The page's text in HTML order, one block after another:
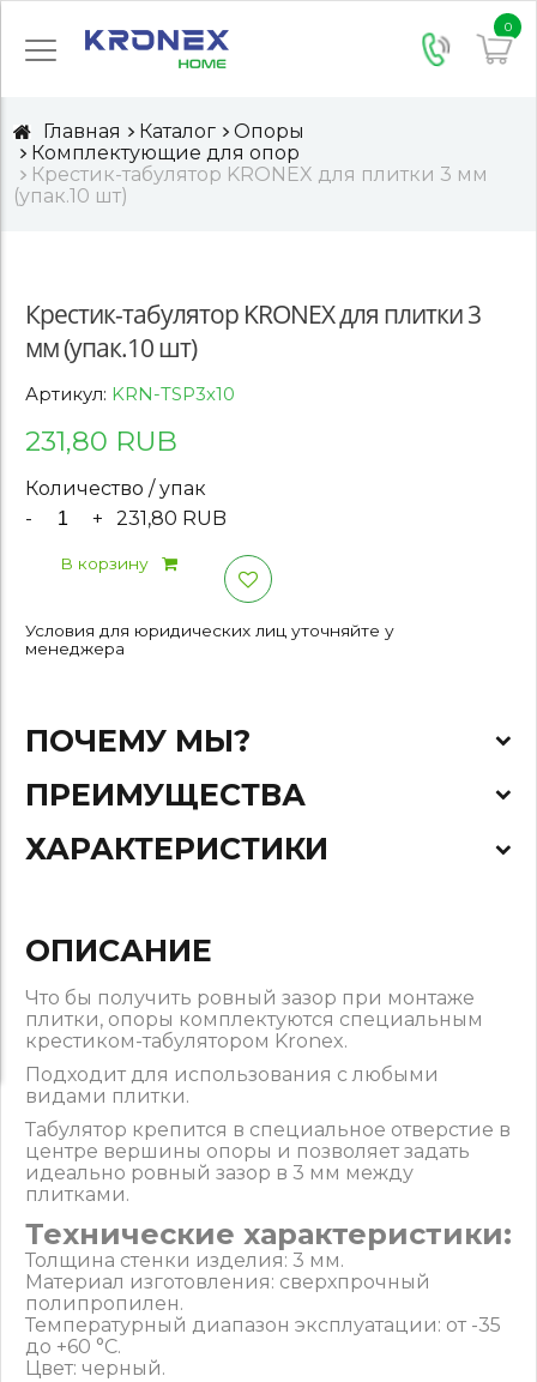
0
Главная Каталог
Опоры
Комплектующие для опор
Крестик-табулятор KRONEX для плитки 3 мм
(упак.10 шт)
Крестик-табулятор KRONEX для плитки 3
мм (упак.10 шт)
Артикул: KRN-TSP3x10
231,80 RUB
Количество / упак
-
+ 231,80 RUB
В корзину
Условия для юридических лиц уточняйте у
менеджера
ПОЧЕМУ МЫ?
ПРЕИМУЩЕСТВА
ХАРАКТЕРИСТИКИ
ОПИСАНИЕ
Что бы получить ровный зазор при монтаже
плитки, опоры комплектуются специальным
крестиком-табулятором Kronex.
Подходит для использования с любыми
видами плитки.
Табулятор крепится в специальное отверстие в
центре вершины опоры и позволяет задать
идеально ровный зазор в 3 мм между
плитками.
Технические характеристики:
Толщина стенки изделия: 3 мм.
Материал изготовления: сверхпрочный
полипропилен.
Температурный диапазон эксплуатации: от -35
до +60 °C.
Цвет: черный.